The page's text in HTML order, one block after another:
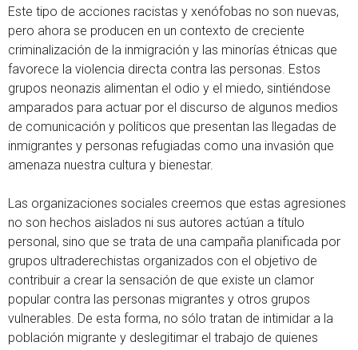
Este tipo de acciones racistas y xenófobas no son nuevas,
pero ahora se producen en un contexto de creciente
criminalización de la inmigración y las minorías étnicas que
favorece la violencia directa contra las personas. Estos
grupos neonazis alimentan el odio y el miedo, sintiéndose
amparados para actuar por el discurso de algunos medios
de comunicación y políticos que presentan las llegadas de
inmigrantes y personas refugiadas como una invasión que
amenaza nuestra cultura y bienestar.
Las organizaciones sociales creemos que estas agresiones
no son hechos aislados ni sus autores actúan a título
personal, sino que se trata de una campaña planificada por
grupos ultraderechistas organizados con el objetivo de
contribuir a crear la sensación de que existe un clamor
popular contra las personas migrantes y otros grupos
vulnerables. De esta forma, no sólo tratan de intimidar a la
población migrante y deslegitimar el trabajo de quienes